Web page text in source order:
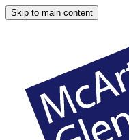
Skip to main content